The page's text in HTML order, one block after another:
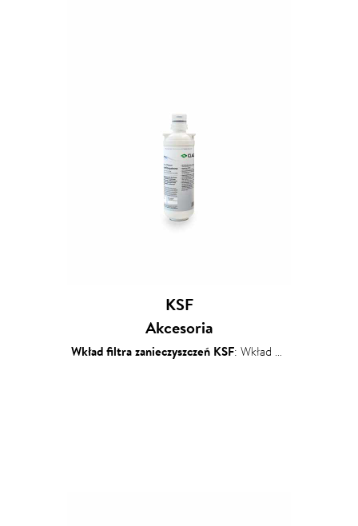
KSF
Akcesoria
Wkład filtra zanieczyszczeń KSF: Wkład filtra